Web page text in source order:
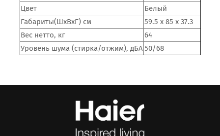
Цвет
Белый
Габариты(ШхВхГ) см
59.5 х 85 х 37.3
Вес нетто, кг
64
Уровень шума (стирка/отжим), дБА 50/68